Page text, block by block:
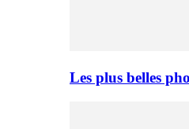
Les plus belles